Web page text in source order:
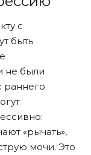
с
быть
не были
раннего
«рычать»,
мочи. Это